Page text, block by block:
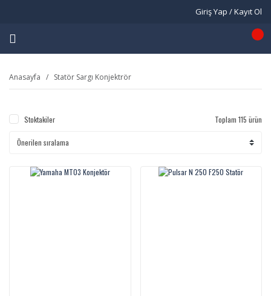
Giriş Yap / Kayıt Ol
Anasayfa Statör Sargı Konjektrör
Stoktakiler Toplam 115 ürün